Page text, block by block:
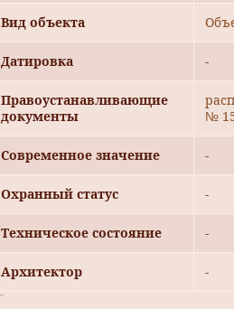
Вид объекта
Датировка -
Правоустанавливающие
документы
№
Современное значение -
Охранный статус -
Техническое состояние -
Архитектор -